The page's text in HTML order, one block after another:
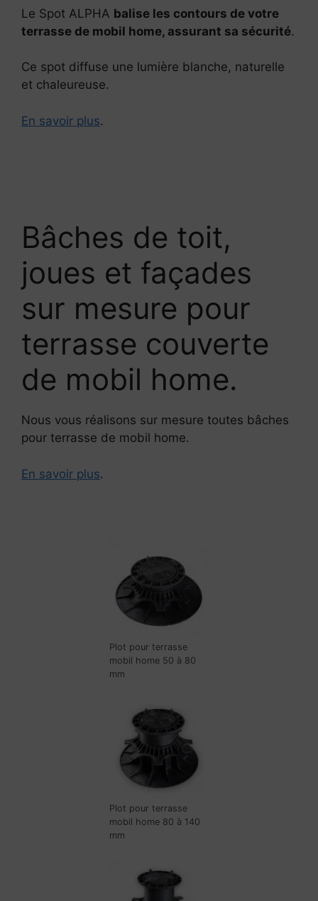
Le Spot ALPHA balise les contours de votre
terrasse de mobil home, assurant sa sécurité.
Ce spot diffuse une lumière blanche, naturelle
et chaleureuse.
En savoir plus.
Bâches de toit,
joues et façades
sur mesure pour
terrasse couverte
de mobil home.
Nous vous réalisons sur mesure toutes bâches
pour terrasse de mobil home.
En savoir plus.
Plot pour terrasse
mobil home 50 à 80
mm
Plot pour terrasse
mobil home 80 à 140
mm